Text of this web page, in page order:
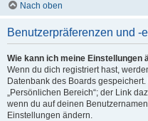
Nach oben
Benutzerpräferenzen und -
Wie kann ich meine Einstellungen
Wenn du dich registriert hast,
Datenbank des Boards
„Persönlichen Bereich“; der Link
wenn du auf deinen
Einstellungen ändern.